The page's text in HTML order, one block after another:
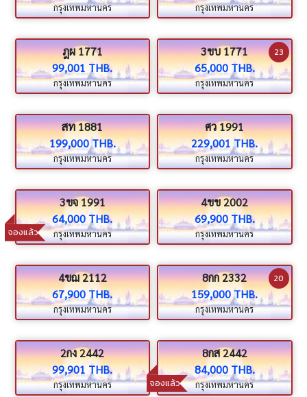
กรุงเทพมหานคร กรุงเทพมหานคร
ฎผ 1771
99,001 THB.
กรุงเทพมหานคร
3ขบ 1771
65,000 THB.
กรุงเทพมหานคร
23
สท 1881
199,000 THB.
กรุงเทพมหานคร
ศว 1991
229,001 THB.
กรุงเทพมหานคร
จองแล้ว
3ขจ 1991
64,000 THB.
กรุงเทพมหานคร
4ขข 2002
69,900 THB.
กรุงเทพมหานคร
4ขฌ 2112
67,900 THB.
กรุงเทพมหานคร
8กก 2332
159,000 THB.
กรุงเทพมหานคร
20
2กง 2442
99,901 THB.
กรุงเทพมหานคร จองแล้ว
8กส 2442
84,000 THB.
กรุงเทพมหานคร